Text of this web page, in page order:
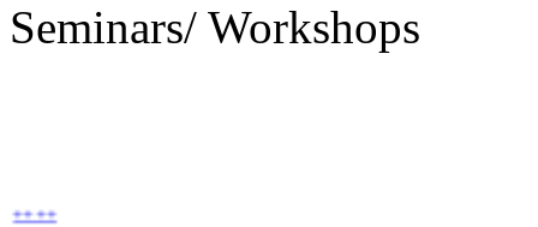
Seminars/ Workshops
Under Construction